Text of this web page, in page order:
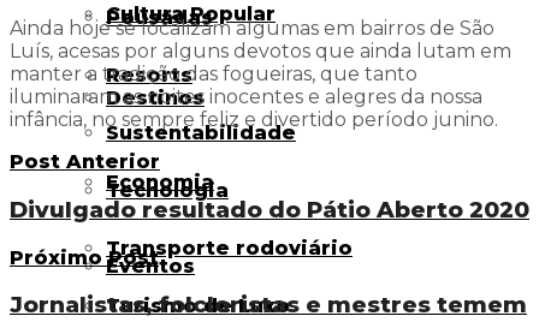
Pousadas
Resorts
Sustentabilidade
Tecnologia
Transporte rodoviário
Turismo de Luxo
Cultura Popular
Destinos
Economia
Eventos
Ainda hoje se localizam algumas em bairros de São
Luís, acesas por alguns devotos que ainda lutam em
manter a tradição das fogueiras, que tanto
iluminaram as noites inocentes e alegres da nossa
infância, no sempre feliz e divertido período junino.
Post Anterior
Divulgado resultado do Pátio Aberto 2020
Próximo Post
Jornalistas, folcloristas e mestres temem